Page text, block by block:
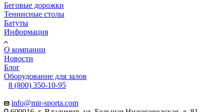
Беговые дорожки
Теннисные столы
Батуты
Информация
О компании
Новости
Блог
Оборудование для залов
8 (800) 350-10-95
info@mir-sporta.com